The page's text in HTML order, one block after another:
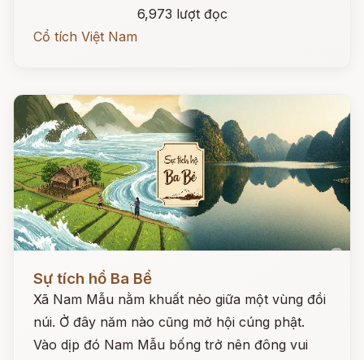
6,973 lượt đọc
Cổ tích Việt Nam
Sự tích hồ Ba Bể
Xã Nam Mẫu nằm khuất nẻo giữa một vùng đồi
núi. Ở đây năm nào cũng mở hội cúng phật.
Vào dịp đó Nam Mẫu bống trở nên đông vui